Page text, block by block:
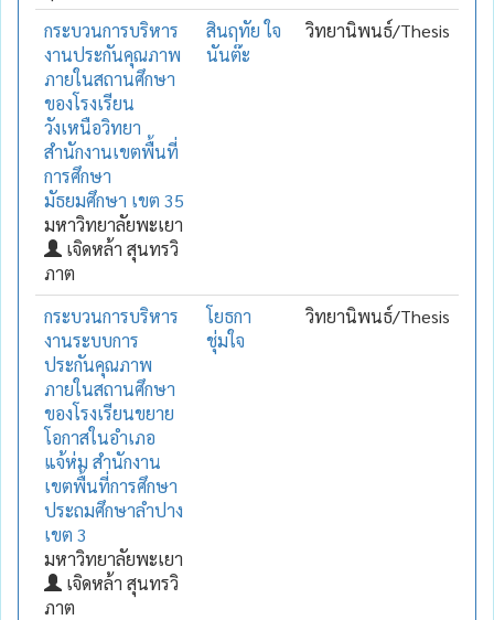
กระบวนการบริหาร
งานประกันคุณภาพ
ภายในสถานศึกษา
ของโรงเรียน
วังเหนือวิทยา
สำนักงานเขตพื้นที่
การศึกษา
มัธยมศึกษา เขต 35
มหาวิทยาลัยพะเยา
เจิดหล้า สุนทรวิ
ภาต
สินฤทัย ใจ
นันต๊ะ
วิทยานิพนธ์/Thesis
กระบวนการบริหาร
งานระบบการ
ประกันคุณภาพ
ภายในสถานศึกษา
ของโรงเรียนขยาย
โอกาสในอำเภอ
แจ้ห่ม สำนักงาน
เขตพื้นที่การศึกษา
ประถมศึกษาลำปาง
เขต 3
มหาวิทยาลัยพะเยา
เจิดหล้า สุนทรวิ
ภาต
โยธกา
ชุ่มใจ
วิทยานิพนธ์/Thesis